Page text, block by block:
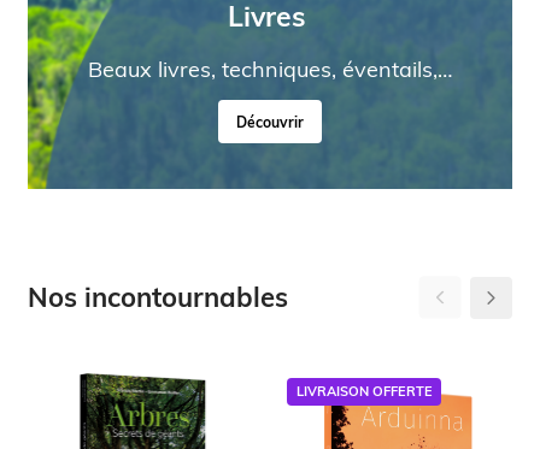
Livres
Beaux livres, techniques, éventails,…
Découvrir
Nos incontournables
LIVRAISON OFFERTE